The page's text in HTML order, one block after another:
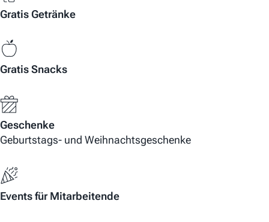
Gratis Getränke
Gratis Snacks
Geschenke
Geburtstags- und Weihnachtsgeschenke
Events für Mitarbeitende